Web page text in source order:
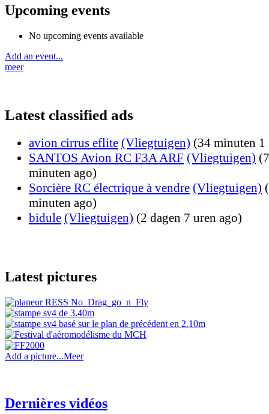
Upcoming events
No upcoming events available
Add an event...
meer
Latest classified ads
avion cirrus eflite (Vliegtuigen) (34 minuten 1
SANTOS Avion RC F3A ARF (Vliegtuigen)
minuten ago)
Sorcière RC électrique à vendre (Vliegtuigen)
minuten ago)
bidule (Vliegtuigen) (2 dagen 7 uren ago)
Latest pictures
Add a picture...Meer
Dernières vidéos